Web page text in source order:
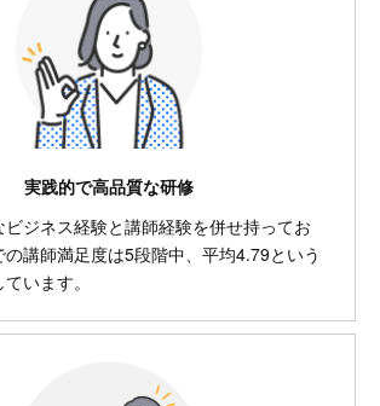
実践的で高品質な研修
ジネス経験と講師経験を併せ持ってお
の講師満足度は5段階中、平均4.79という
います。